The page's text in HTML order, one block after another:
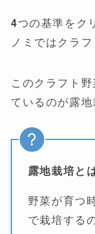
4つの基準をク
ノミではクラ
このクラフト
ているのが露地
露地栽培と
野菜が育つ
で栽培する